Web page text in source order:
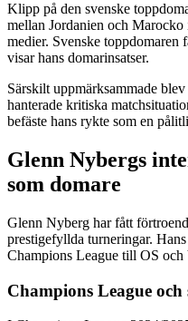
Klipp på den svenske
mellan Jordanien och Marocko
medier. Svenske
visar hans domarinsatser.
Särskilt uppmärksammade
hanterade kritiska
befäste hans rykte som en
Glenn Nybergs
som domare
Glenn Nyberg har fått
prestigefyllda turneringar.
Champions League till OS
Champions League